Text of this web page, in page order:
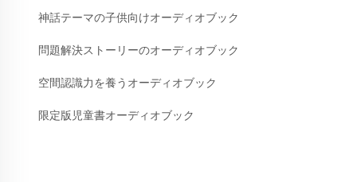
神話テーマの子供向けオーディオブック
問題解決ストーリーのオーディオブック
空間認識力を養うオーディオブック
限定版児童書オーディオブック